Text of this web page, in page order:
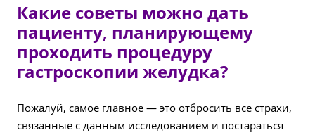
Какие советы можно дать
пациенту, планирующему
проходить процедуру
гастроскопии желудка?
Пожалуй, самое главное — это отбросить все страхи,
связанные с данным исследованием и постараться